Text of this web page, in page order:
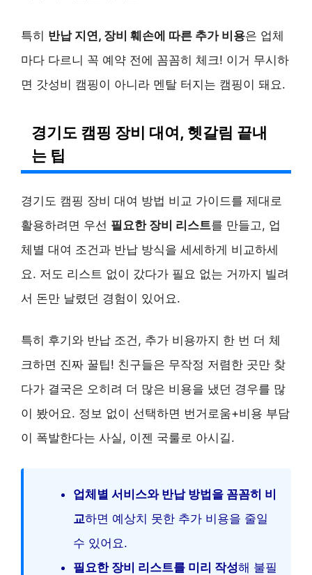
특히 반납 지연, 장비 훼손에 따른 추가 비용은 업체
마다 다르니 꼭 예약 전에 꼼꼼히 체크! 이거 무시하
면 갓성비 캠핑이 아니라 멘탈 터지는 캠핑이 돼요.
경기도 캠핑 장비 대여, 헷갈림 끝내
는 팁
경기도 캠핑 장비 대여 방법 비교 가이드를 제대로
활용하려면 우선 필요한 장비 리스트를 만들고, 업
체별 대여 조건과 반납 방식을 세세하게 비교하세
요. 저도 리스트 없이 갔다가 필요 없는 거까지 빌려
서 돈만 날렸던 경험이 있어요.
특히 후기와 반납 조건, 추가 비용까지 한 번 더 체
크하면 진짜 꿀팁! 친구들은 무작정 저렴한 곳만 찾
다가 결국은 오히려 더 많은 비용을 냈던 경우를 많
이 봤어요. 정보 없이 선택하면 번거로움+비용 부담
이 폭발한다는 사실, 이젠 국룰로 아시길.
업체별 서비스와 반납 방법을 꼼꼼히 비
교하면 예상치 못한 추가 비용을 줄일
수 있어요.
필요한 장비 리스트를 미리 작성해 불필